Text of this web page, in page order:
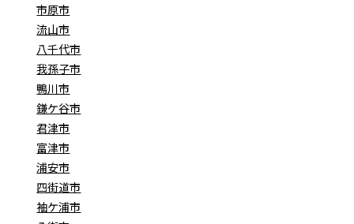
市原市
流山市
八千代市
我孫子市
鴨川市
鎌ケ谷市
君津市
富津市
浦安市
四街道市
袖ケ浦市